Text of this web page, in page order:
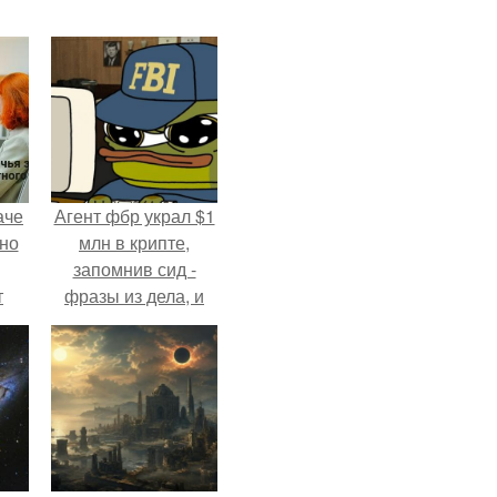
Агент фбр украл $1
млн в крипте,
запомнив сид -
фразы из дела, и
советовался с
Chatgpt, как их
потратить.